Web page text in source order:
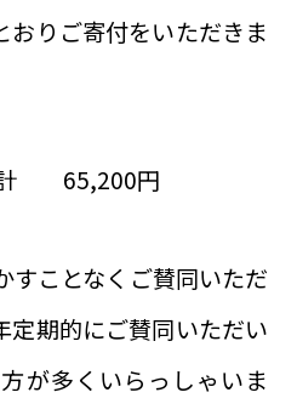
りご寄付をいただきま
65,200円
すことなくご賛同いただ
定期的にご賛同いただい
が多くいらっしゃいま